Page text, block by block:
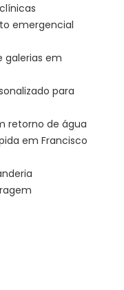
emergencial
galerias em
para
retorno de água
em Francisco